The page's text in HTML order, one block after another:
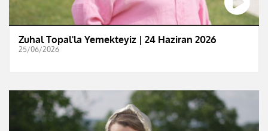
Zuhal Topal'la Yemekteyiz | 24 Haziran 2026
25/06/2026